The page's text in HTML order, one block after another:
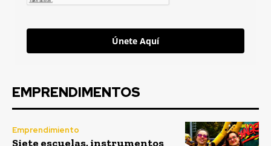
Únete Aquí
EMPRENDIMENTOS
Emprendimiento
Siete escuelas, instrumentos